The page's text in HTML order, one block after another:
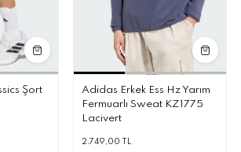
Şort
Adidas Erkek Ess Hz Yarım
Fermuarlı Sweat KZ1775
Lacivert
2.749,00 TL